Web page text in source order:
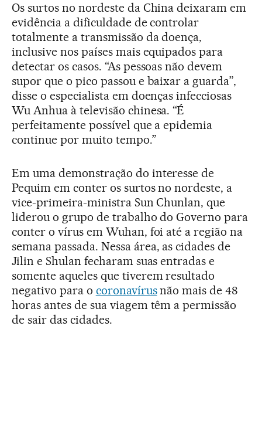
Os surtos no nordeste da China deixaram em
evidência a dificuldade de controlar
totalmente a transmissão da doença,
inclusive nos países mais equipados para
detectar os casos. “As pessoas não devem
supor que o pico passou e baixar a guarda”,
disse o especialista em doenças infecciosas
Wu Anhua à televisão chinesa. “É
perfeitamente possível que a epidemia
continue por muito tempo.”
Em uma demonstração do interesse de
Pequim em conter os surtos no nordeste, a
vice-primeira-ministra Sun Chunlan, que
liderou o grupo de trabalho do Governo para
conter o vírus em Wuhan, foi até a região na
semana passada. Nessa área, as cidades de
Jilin e Shulan fecharam suas entradas e
somente aqueles que tiverem resultado
negativo para o coronavírusnão mais de 48
horas antes de sua viagem têm a permissão
de sair das cidades.